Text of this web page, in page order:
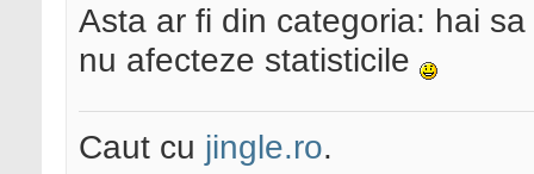
Asta ar fi din categoria: hai
nu afecteze statisticile
Caut cu jingle.ro.